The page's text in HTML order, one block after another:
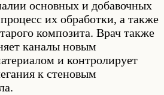
основных и добавочных
их обработки, а также
композита. Врач также
каналы новым
и контролирует
к стеновым